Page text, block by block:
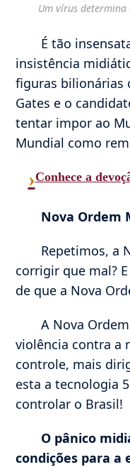
Um vírus
É tão
insistência
figuras bilionárias
Gates e o
tentar impor ao
Mundial como
›Conhece a
Nova Ordem
Repetimos, a
corrigir que mal?
de que a Nova
A Nova
violência contra a
controle, mais
esta a tecnologia
controlar o Brasil!
O pânico
condições para a